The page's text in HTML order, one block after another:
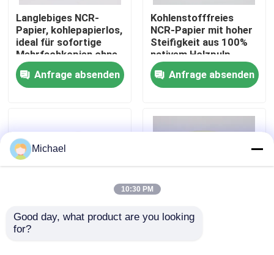
Werksbesichtigung
Qualitätskontrolle
Neuigkeiten
Langlebiges NCR-
Papier, kohlepapierlos,
ideal für sofortige
Mehrfachkopien ohne
herkömmliche
Kohlepapiere
Anfrage absenden
Kohlenstofffreies
NCR-Papier mit hoher
Steifigkeit aus 100%
nativem Holzpulp
Anfrage absenden
NCR-Papier
Michael
10:30 PM
Good day, what product are you looking
for?